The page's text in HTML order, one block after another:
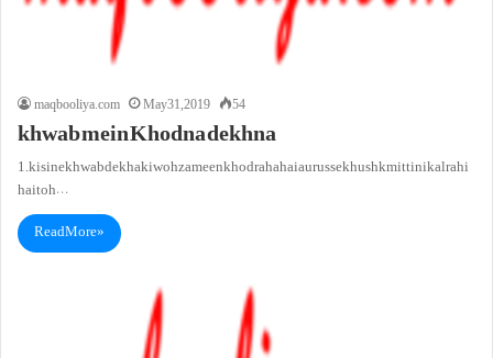
maqbooliya.com May 31, 2019 54
khwab mein Khodna dekhna
1. kisi ne khwab dekha ki woh zameen khod raha hai aur us se khushk mitti nikal rahi
hai toh…
Read More »